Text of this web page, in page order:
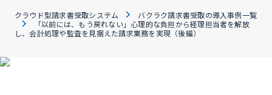
クラウド型請求書受取システム
バクラク請求書受取の導入事例一覧
「以前には、もう戻れない」心理的な負担から経理担当者を解放
し、会計処理や監査を見据えた請求業務を実現（後編）